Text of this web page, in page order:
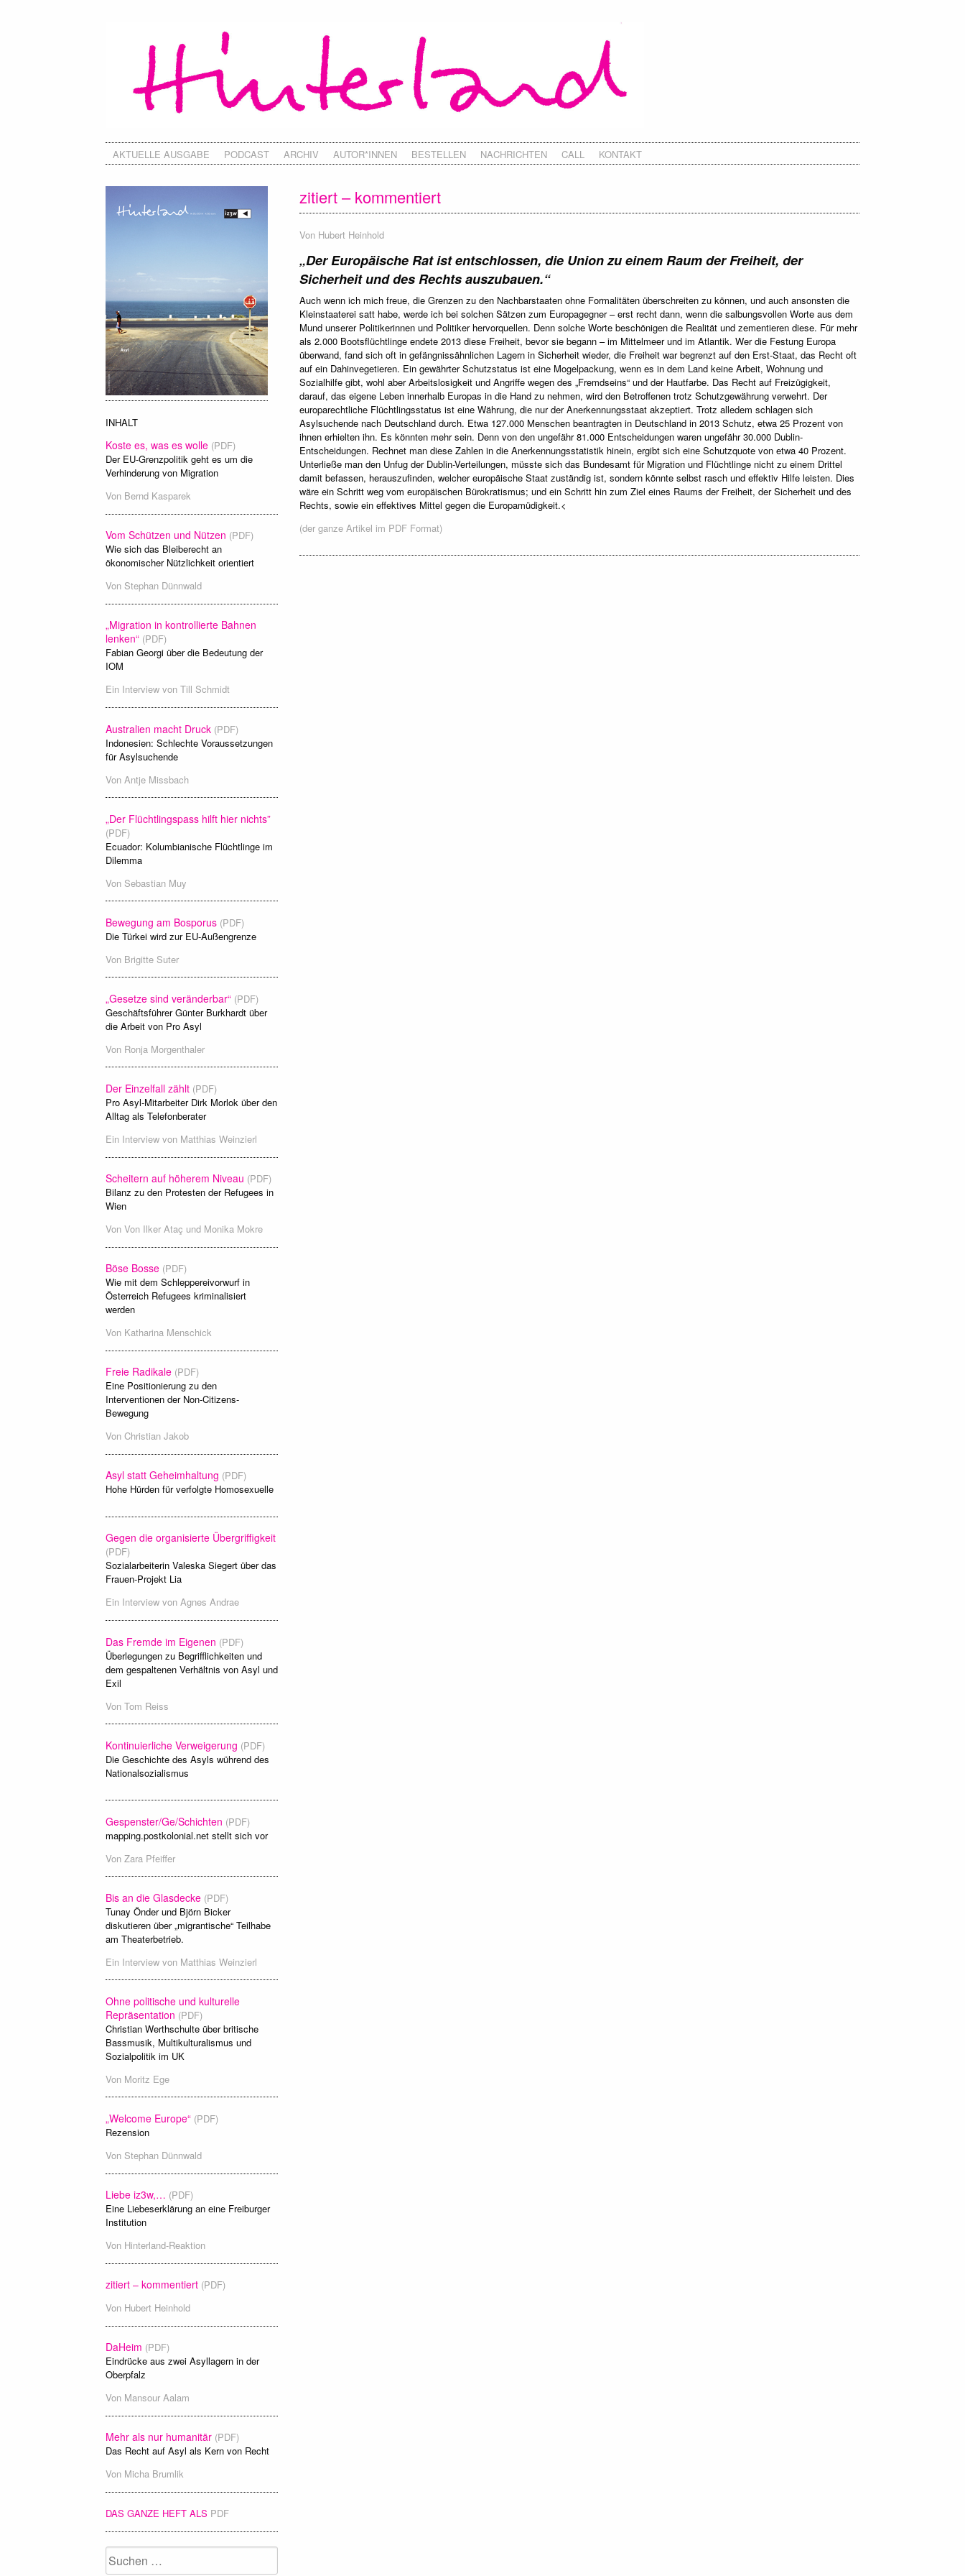
AKTUELLE AUSGABE PODCAST ARCHIV AUTOR*INNEN BESTELLEN NACHRICHTEN CALL KONTAKT
zitiert – kommentiert
Von Hubert Heinhold
„Der Europäische Rat ist entschlossen, die Union zu einem Raum der Freiheit, der
Sicherheit und des Rechts auszubauen.“
Auch wenn ich mich freue, die Grenzen zu den Nachbarstaaten ohne Formalitäten überschreiten zu können, und auch ansonsten die
Kleinstaaterei satt habe, werde ich bei solchen Sätzen zum Europagegner – erst recht dann, wenn die salbungsvollen Worte aus dem
Mund unserer Politikerinnen und Politiker hervorquellen. Denn solche Worte beschönigen die Realität und zementieren diese. Für mehr
als 2.000 Bootsflüchtlinge endete 2013 diese Freiheit, bevor sie begann – im Mittelmeer und im Atlantik. Wer die Festung Europa
überwand, fand sich oft in gefängnissähnlichen Lagern in Sicherheit wieder, die Freiheit war begrenzt auf den Erst-Staat, das Recht oft
auf ein Dahinvegetieren. Ein gewährter Schutzstatus ist eine Mogelpackung, wenn es in dem Land keine Arbeit, Wohnung und
Sozialhilfe gibt, wohl aber Arbeitslosigkeit und Angriffe wegen des „Fremdseins“ und der Hautfarbe. Das Recht auf Freizügigkeit,
darauf, das eigene Leben innerhalb Europas in die Hand zu nehmen, wird den Betroffenen trotz Schutzgewährung verwehrt. Der
europarechtliche Flüchtlingsstatus ist eine Währung, die nur der Anerkennungsstaat akzeptiert. Trotz alledem schlagen sich
Asylsuchende nach Deutschland durch. Etwa 127.000 Menschen beantragten in Deutschland in 2013 Schutz, etwa 25 Prozent von
ihnen erhielten ihn. Es könnten mehr sein. Denn von den ungefähr 81.000 Entscheidungen waren ungefähr 30.000 Dublin-
Entscheidungen. Rechnet man diese Zahlen in die Anerkennungsstatistik hinein, ergibt sich eine Schutzquote von etwa 40 Prozent.
Unterließe man den Unfug der Dublin-Verteilungen, müsste sich das Bundesamt für Migration und Flüchtlinge nicht zu einem Drittel
damit befassen, herauszufinden, welcher europäische Staat zuständig ist, sondern könnte selbst rasch und effektiv Hilfe leisten. Dies
wäre ein Schritt weg vom europäischen Bürokratismus; und ein Schritt hin zum Ziel eines Raums der Freiheit, der Sicherheit und des
Rechts, sowie ein effektives Mittel gegen die Europamüdigkeit.<
(der ganze Artikel im PDF Format)
INHALT
Koste es, was es wolle (PDF)
Der EU-Grenzpolitik geht es um die
Verhinderung von Migration
Von Bernd Kasparek
Vom Schützen und Nützen (PDF)
Wie sich das Bleiberecht an
ökonomischer Nützlichkeit orientiert
Von Stephan Dünnwald
„Migration in kontrollierte Bahnen
lenken“ (PDF)
Fabian Georgi über die Bedeutung der
IOM
Ein Interview von Till Schmidt
Australien macht Druck (PDF)
Indonesien: Schlechte Voraussetzungen
für Asylsuchende
Von Antje Missbach
„Der Flüchtlingspass hilft hier nichts”
(PDF)
Ecuador: Kolumbianische Flüchtlinge im
Dilemma
Von Sebastian Muy
Bewegung am Bosporus (PDF)
Die Türkei wird zur EU-Außengrenze
Von Brigitte Suter
„Gesetze sind veränderbar“ (PDF)
Geschäftsführer Günter Burkhardt über
die Arbeit von Pro Asyl
Von Ronja Morgenthaler
Der Einzelfall zählt (PDF)
Pro Asyl-Mitarbeiter Dirk Morlok über den
Alltag als Telefonberater
Ein Interview von Matthias Weinzierl
Scheitern auf höherem Niveau (PDF)
Bilanz zu den Protesten der Refugees in
Wien
Von Von Ilker Ataç und Monika Mokre
Böse Bosse (PDF)
Wie mit dem Schleppereivorwurf in
Österreich Refugees kriminalisiert
werden
Von Katharina Menschick
Freie Radikale (PDF)
Eine Positionierung zu den
Interventionen der Non-Citizens-
Bewegung
Von Christian Jakob
Asyl statt Geheimhaltung (PDF)
Hohe Hürden für verfolgte Homosexuelle
Gegen die organisierte Übergriffigkeit
(PDF)
Sozialarbeiterin Valeska Siegert über das
Frauen-Projekt Lia
Ein Interview von Agnes Andrae
Das Fremde im Eigenen (PDF)
Überlegungen zu Begrifflichkeiten und
dem gespaltenen Verhältnis von Asyl und
Exil
Von Tom Reiss
Kontinuierliche Verweigerung (PDF)
Die Geschichte des Asyls wührend des
Nationalsozialismus
Gespenster/Ge/Schichten (PDF)
mapping.postkolonial.net stellt sich vor
Von Zara Pfeiffer
Bis an die Glasdecke (PDF)
Tunay Önder und Björn Bicker
diskutieren über „migrantische“ Teilhabe
am Theaterbetrieb.
Ein Interview von Matthias Weinzierl
Ohne politische und kulturelle
Repräsentation (PDF)
Christian Werthschulte über britische
Bassmusik, Multikulturalismus und
Sozialpolitik im UK
Von Moritz Ege
„Welcome Europe“ (PDF)
Rezension
Von Stephan Dünnwald
Liebe iz3w,… (PDF)
Eine Liebeserklärung an eine Freiburger
Institution
Von Hinterland-Reaktion
zitiert – kommentiert (PDF)
Von Hubert Heinhold
DaHeim (PDF)
Eindrücke aus zwei Asyllagern in der
Oberpfalz
Von Mansour Aalam
Mehr als nur humanitär (PDF)
Das Recht auf Asyl als Kern von Recht
Von Micha Brumlik
DAS GANZE HEFT ALS PDF
Suchen
nach: